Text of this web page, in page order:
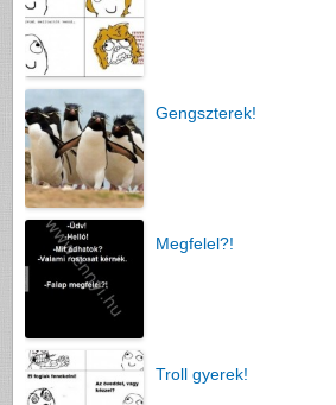
Gengszterek!
Megfelel?!
Troll gyerek!